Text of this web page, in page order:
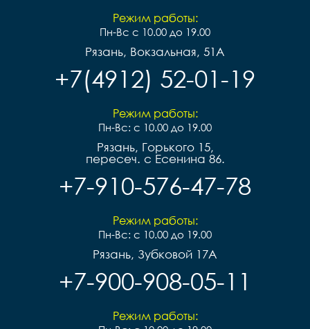
Режим работы:
Пн-Вс с 10.00 до 19.00
Рязань, Вокзальная, 51А
+7(4912) 52-01-19
Режим работы:
Пн-Вс: с 10.00 до 19.00
Рязань, Горького 15,
пересеч. с Есенина 86.
+7-910-576-47-78
Режим работы:
Пн-Вс: с 10.00 до 19.00
Рязань, Зубковой 17А
+7-900-908-05-11
Режим работы: